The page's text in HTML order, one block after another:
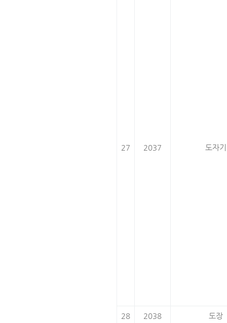
27 2037 도자기
28 2038 도장